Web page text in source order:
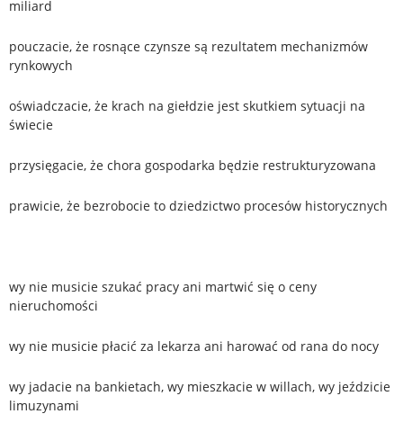
miliard
pouczacie, że rosnące czynsze są rezultatem mechanizmów
rynkowych
oświadczacie, że krach na giełdzie jest skutkiem sytuacji na
świecie
przysięgacie, że chora gospodarka będzie restrukturyzowana
prawicie, że bezrobocie to dziedzictwo procesów historycznych
wy nie musicie szukać pracy ani martwić się o ceny
nieruchomości
wy nie musicie płacić za lekarza ani harować od rana do nocy
wy jadacie na bankietach, wy mieszkacie w willach, wy jeździcie
limuzynami